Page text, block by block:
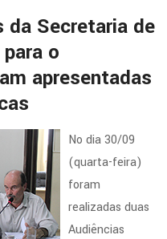
da Secretaria de
o
apresentadas
No dia 30/09
(quarta-feira)
foram
realizadas duas
Audiências